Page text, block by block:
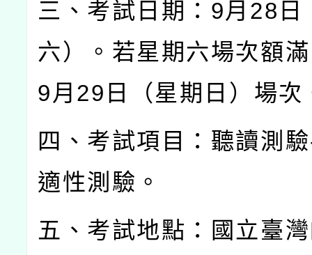
三、考試日期： 9月 28
六）。若星期六場次額
9月 29 日（星期日）場次
四、考試項目：聽讀測驗
適性測驗。
五、考試地點：國立臺